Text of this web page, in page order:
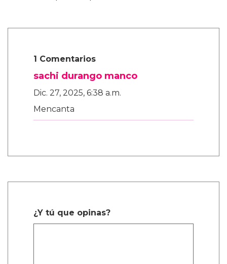
1 Comentarios
sachi durango manco
Dic. 27, 2025, 6:38 a.m.
Mencanta
¿Y tú que opinas?